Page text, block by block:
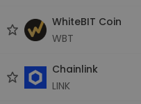
WhiteBIT Coin
WBT
Chainlink
LINK